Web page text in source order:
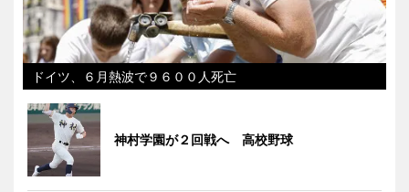
ドイツ、６月熱波で９６００人死亡
神村学園が２回戦へ 高校野球